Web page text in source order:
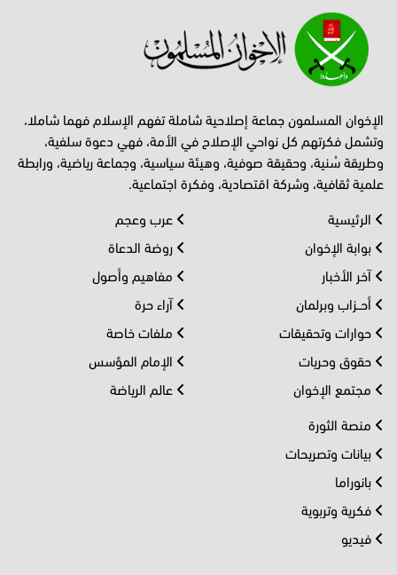
الإخوان المسلمون جماعة إصلاحية شاملة تفهم الإسلام فهما شاملا،
وتشمل فكرتهم كل نواحي الإصلاح في الأمة، فهي دعوة سلفية،
وطريقة سُنية، وحقيقة صوفية، وهيئة سياسية، وجماعة رياضية، ورابطة
علمية ثقافية، وشركة اقتصادية، وفكرة اجتماعية.
الرئيسية
بوابة الإخوان
آخر الأخبار
أحــزاب وبرلمان
حوارات وتحقيقات
حقوق وحريات
مجتمع الإخوان
عرب وعجم
روضة الدعاة
مفاهيم وأصول
آراء حرة
ملفات خاصة
الإمام المؤسس
عالم الرياضة
منصة الثورة
بيانات وتصريحات
بانوراما
فكرية وتربوية
فيديو